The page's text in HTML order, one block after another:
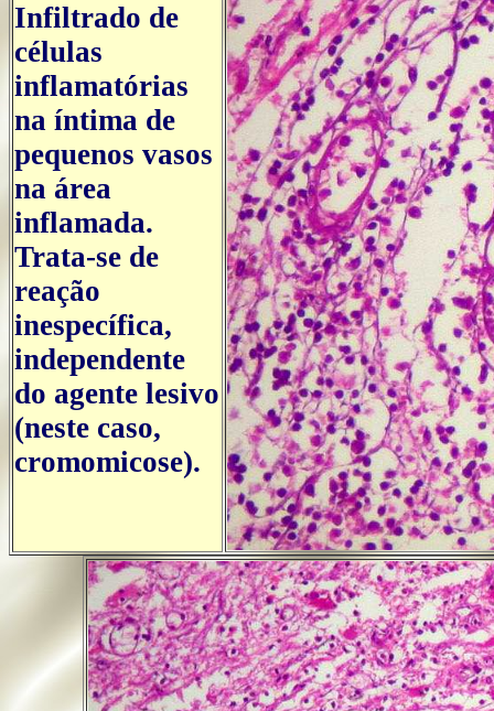
Infiltrado de
células
inflamatórias
na íntima de
pequenos vasos
na área
inflamada.
Trata-se de
reação
inespecífica,
independente
do agente lesivo
(neste caso,
cromomicose).